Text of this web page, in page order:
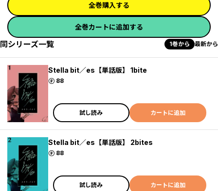
全巻購入する
全巻カートに追加する
同シリーズ一覧 1巻から 最新から
Stella bit／es【単話版】 1bite
88
ポイント
試し読み カートに追加
Stella bit／es【単話版】 2bites
88
ポイント
試し読み カートに追加